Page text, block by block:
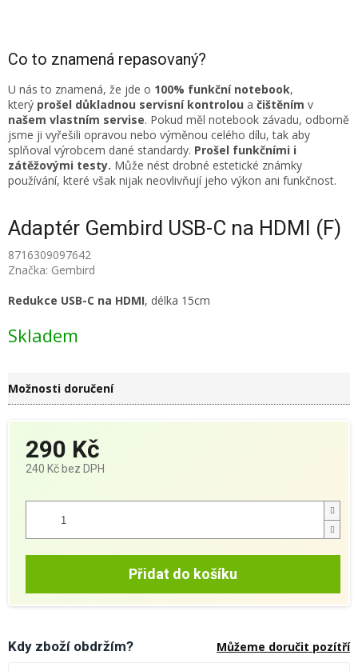
Co to znamená repasovaný?
U nás to znamená, že jde o 100% funkční notebook,
který prošel důkladnou servisní kontrolou a čištěním v
našem vlastním servise. Pokud měl notebook závadu, odborně
jsme ji vyřešili opravou nebo výměnou celého dílu, tak aby
splňoval výrobcem dané standardy. Prošel funkčními i
zátěžovými testy. Může nést drobné estetické známky
používání, které však nijak neovlivňují jeho výkon ani funkčnost.
Adaptér Gembird USB-C na HDMI (F)
8716309097642
Značka: Gembird
Redukce USB-C na HDMI, délka 15cm
Skladem
Možnosti doručení
290 Kč
240 Kč bez DPH
Přidat do košíku
Kdy zboží obdržím? Můžeme doručit pozítří